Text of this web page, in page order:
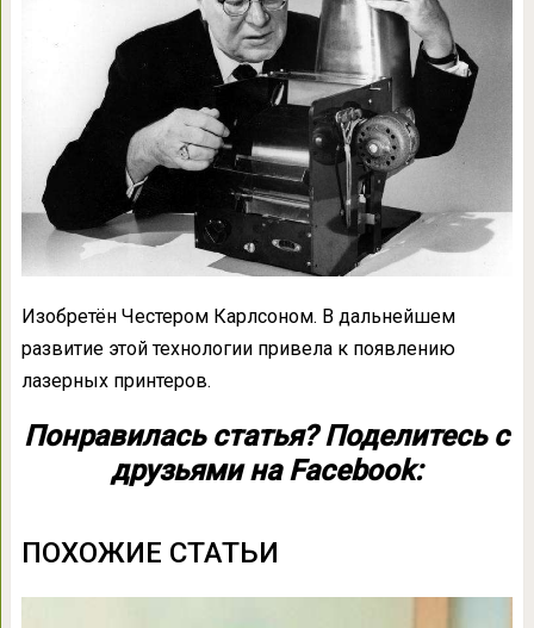
Изобретён Честером Карлсоном. В дальнейшем
развитие этой технологии привела к появлению
лазерных принтеров.
Понравилась статья? Поделитесь с
друзьями на Facebook:
ПОХОЖИЕ СТАТЬИ